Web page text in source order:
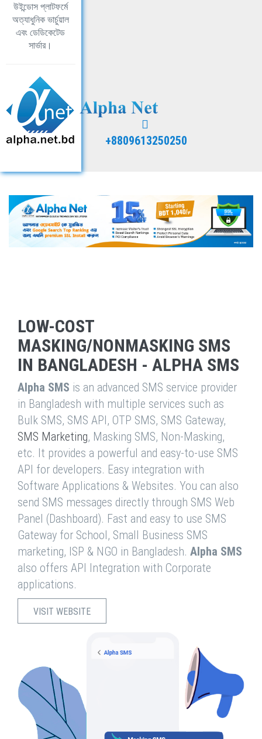
উইন্ডোস প্লাটফর্মে
অত্যাধুনিক ভার্চুয়াল
এবং ডেডিকেটেড
সার্ভার।
+8809613250250
LOW-COST
MASKING/NONMASKING SMS
IN BANGLADESH - ALPHA SMS
Alpha SMS is an advanced SMS service provider
in Bangladesh with multiple services such as
Bulk SMS, SMS API, OTP SMS, SMS Gateway,
SMS Marketing, Masking SMS, Non-Masking,
etc. It provides a powerful and easy-to-use SMS
API for developers. Easy integration with
Software Applications & Websites. You can also
send SMS messages directly through SMS Web
Panel (Dashboard). Fast and easy to use SMS
Gateway for School, Small Business SMS
marketing, ISP & NGO in Bangladesh. Alpha SMS
also offers API Integration with Corporate
applications.
VISIT WEBSITE